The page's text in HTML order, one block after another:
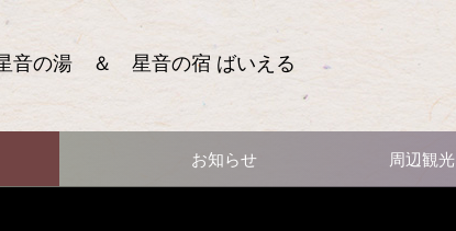
音の湯 ＆ 星音の宿 ばいえる
お知らせ 周辺観光